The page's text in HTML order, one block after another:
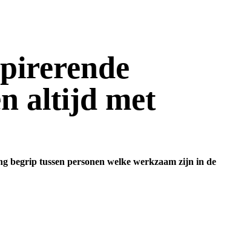
altijd met
begrip tussen personen welke werkzaam zijn in de